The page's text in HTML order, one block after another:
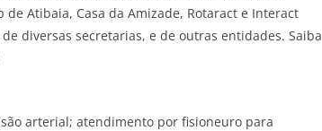
Atibaia, Casa da Amizade, Rotaract e Interact
diversas secretarias, e de outras entidades. Saiba
arterial; atendimento por fisioneuro para